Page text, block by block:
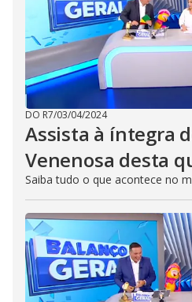
DO R7/03/04/2024
Assista à íntegra
Venenosa desta
Saiba tudo o que acontece no